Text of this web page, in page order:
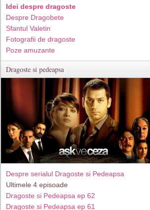
Idei despre dragoste
Despre Dragobete
Sfantul Valetin
Fotografii de dragoste
Poze amuzante
Dragoste si pedeapsa
Despre serialul Dragoste si Pedeapsa
Ultimele 4 episoade
Dragoste si Pedeapsa ep 62
Dragoste si Pedeapsa ep 61